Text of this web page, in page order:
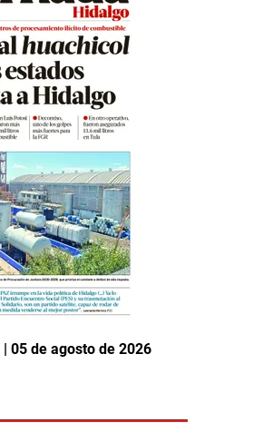
05 de agosto de 2026